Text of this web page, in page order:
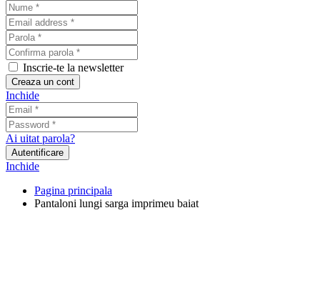
Inscrie-te la newsletter
Creaza un cont
Inchide
Ai uitat parola?
Autentificare
Inchide
Pagina principala
Pantaloni lungi sarga imprimeu baiat